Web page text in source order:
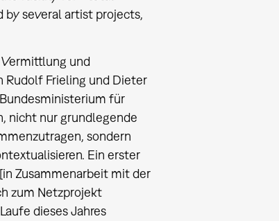
by several artist projects,
und
Rudolf Frieling und Dieter
für
nicht nur grundlegende
sondern
Ein erster
Zusammenarbeit mit der
zum Netzprojekt
dieses Jahres